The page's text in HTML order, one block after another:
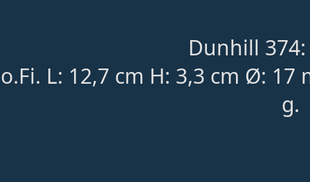
Dunhill
o.Fi. L: 12,7 cm H: 3,3 cm Ø:
g.